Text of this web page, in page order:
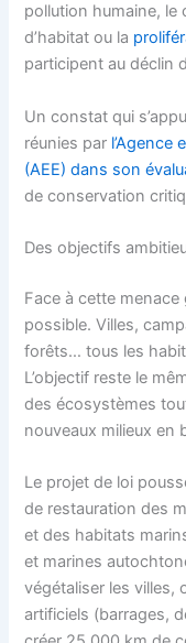
pollution humaine, le
d’habitat ou la
participent au déclin
Un constat qui
réunies par l’Agence
(AEE) dans son
de conservation
Des objectifs
Face à cette menace
possible. Villes,
forêts… tous les
L’objectif reste le
des écosystèmes
nouveaux milieux en
Le projet de loi
de restauration des
et des habitats
et marines
végétaliser les villes,
artificiels (barrages,